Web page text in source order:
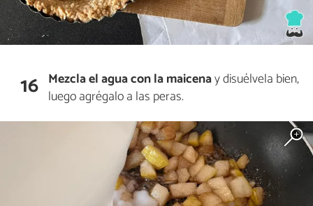
16 Mezcla el agua con la maicenay disuélvela bien,
luego agrégalo a las peras.